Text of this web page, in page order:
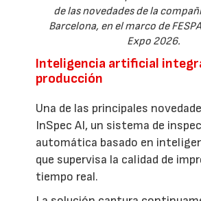
de las novedades de la
Barcelona, en el marco de
Expo 2026.
Inteligencia artificial
producción
Una de las principales
InSpec AI, un sistema de
automática basado en
que supervisa la calidad de
tiempo real.